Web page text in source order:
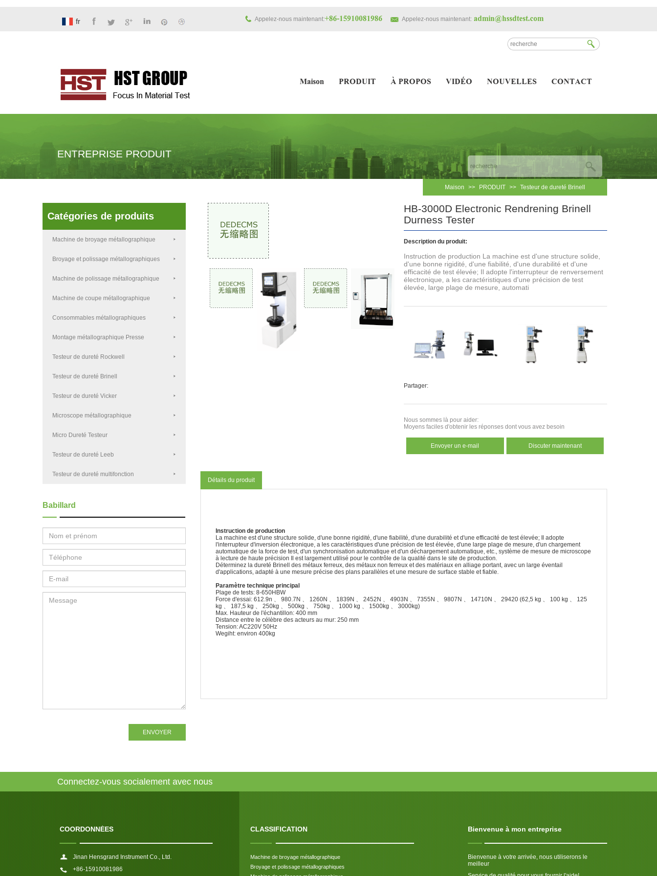
fr Appelez-nous maintenant:+86-15910081986 Appelez-nous maintenant: admin@hssdtest.com
Maison PRODUIT À PROPOS VIDÉO NOUVELLES CONTACT
ENTREPRISE PRODUIT
Maison >> PRODUIT >> Testeur de dureté Brinell
Catégories de produits
Machine de broyage métallographique
Broyage et polissage métallographiques
Machine de polissage métallographique
Machine de coupe métallographique
Consommables métallographiques
Montage métallographique Presse
Testeur de dureté Rockwell
Testeur de dureté Brinell
Testeur de dureté Vicker
Microscope métallographique
Micro Dureté Testeur
Testeur de dureté Leeb
Testeur de dureté multifonction
Babillard
ENVOYER
HB-3000D Electronic Rendrening Brinell
Durness Tester
Description du produit:
Instruction de production La machine est d'une structure solide,
d'une bonne rigidité, d'une fiabilité, d'une durabilité et d'une
efficacité de test élevée; Il adopte l'interrupteur de renversement
électronique, a les caractéristiques d'une précision de test
élevée, large plage de mesure, automati
Partager:
Nous sommes là pour aider:
Moyens faciles d'obtenir les réponses dont vous avez besoin
Envoyer un e-mail Discuter maintenant
Détails du produit
Instruction de production
La machine est d'une structure solide, d'une bonne rigidité, d'une fiabilité, d'une durabilité et d'une efficacité de test élevée; Il adopte
l'interrupteur d'inversion électronique, a les caractéristiques d'une précision de test élevée, d'une large plage de mesure, d'un chargement
automatique de la force de test, d'un synchronisation automatique et d'un déchargement automatique, etc., système de mesure de microscope
à lecture de haute précision Il est largement utilisé pour le contrôle de la qualité dans le site de production.
Déterminez la dureté Brinell des métaux ferreux, des métaux non ferreux et des matériaux en alliage portant, avec un large éventail
d'applications, adapté à une mesure précise des plans parallèles et une mesure de surface stable et fiable.
Paramètre technique principal
Plage de tests: 8-650HBW
Force d'essai: 612.9n 、 980.7N 、 1260N 、 1839N 、 2452N 、 4903N 、 7355N 、 9807N 、 14710N 、 29420 (62,5 kg 、 100 kg 、 125
kg 、 187,5 kg 、 250kg 、 500kg 、 750kg 、 1000 kg 、 1500kg 、 3000kg)
Max. Hauteur de l'échantillon: 400 mm
Distance entre le célèbre des acteurs au mur: 250 mm
Tension: AC220V 50Hz
Wegiht: environ 400kg
Connectez-vous socialement avec nous
COORDONNÉES
Jinan Hensgrand Instrument Co., Ltd.
+86-15910081986
CLASSIFICATION
Machine de broyage métallographique
Broyage et polissage métallographiques
Bienvenue à mon entreprise
Bienvenue à votre arrivée, nous utiliserons le
meilleur